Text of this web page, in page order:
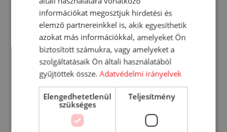
Zum univerzális tisztító tavaszi
virág illattal 5000 ml
2 750
információkat megosztjuk hirdetési és
elemző partnereinkkel is, akik egyesíthetik
azokat más információkkal, amelyeket Ön
biztosított számukra, vagy amelyeket a
szolgáltatásaik Ön általi használatából
gyűjtöttek össze.Adatvédelmi irányelvek
Elengedhetetlenül
szükséges
Teljesítmény